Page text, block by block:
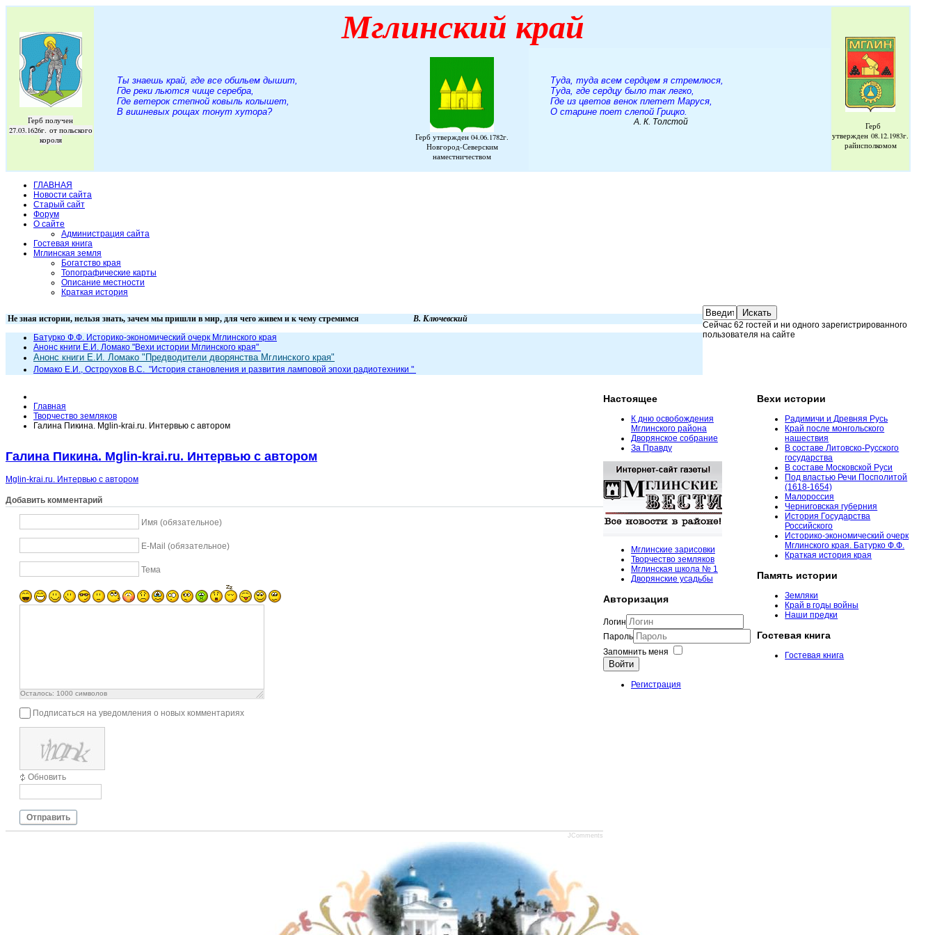
Герб получен
27.03.1626г. от польского
короля
Мглинский край
Герб
утвержден 08.12.1983г.
райисполкомом
Ты знаешь край, где все обильем дышит,
Где реки льются чище серебра,
Где ветерок степной ковыль колышет,
В вишневых рощах тонут хутора?
Герб утвержден 04.06.1782г.
Новгород-Северским
наместничеством
Туда, туда всем сердцем я стремлюся,
Туда, где сердцу было так легко,
Где из цветов венок плетет Маруся,
О старине поет слепой Грицко.
А. К. Толстой
ГЛАВНАЯ
Новости сайта
Старый сайт
Форум
О сайте
Администрация сайта
Гостевая книга
Мглинская земля
Богатство края
Топографические карты
Описание местности
Краткая история
Не зная истории, нельзя знать, зачем мы пришли в мир, для чего живем и к чему стремимся В. Ключевский
Батурко Ф.Ф. Историко-экономический очерк Мглинского края
Анонс книги Е.И. Ломако "Вехи истории Мглинского края"
Анонс книги Е.И. Ломако "Предводители дворянства Мглинского края"
Ломако Е.И., Остроухов В.С. "История становления и развития ламповой эпохи радиотехники "
Главная
Творчество земляков
Галина Пикина. Mglin-krai.ru. Интервью с автором
Галина Пикина. Mglin-krai.ru. Интервью с автором
Mglin-krai.ru. Интервью с автором
Добавить комментарий
Имя (обязательное)
E-Mail (обязательное)
Тема
Осталось: 1000 символов
Подписаться на уведомления о новых комментариях
Обновить
Отправить
JComments
Настоящее
К дню освобождения
Мглинского района
Дворянское собрание
За Правду
Мглинские зарисовки
Творчество земляков
Мглинская школа № 1
Дворянские усадьбы
Авторизация
Логин
Пароль
Запомнить меня
Войти
Регистрация
Вехи истории
Радимичи и Древняя Русь
Край после монгольского
нашествия
В составе Литовско-Русского
государства
В составе Московской Руси
Под властью Речи Посполитой
(1618-1654)
Малороссия
Черниговская губерния
История Государства
Российского
Историко-экономический очерк
Мглинского края. Батурко Ф.Ф.
Краткая история края
Память истории
Земляки
Край в годы войны
Наши предки
Гостевая книга
Гостевая книга
Сейчас 62 гостей и ни одного зарегистрированного
пользователя на сайте